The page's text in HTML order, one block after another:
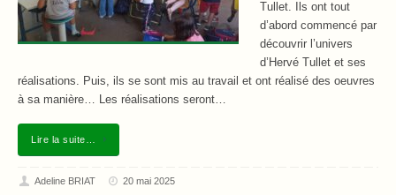
Tullet. Ils ont tout
d’abord commencé par
découvrir l’univers
d’Hervé Tullet et ses
réalisations. Puis, ils se sont mis au travail et ont réalisé des oeuvres
à sa manière… Les réalisations seront…
Lire la suite…
Adeline BRIAT 20 mai 2025